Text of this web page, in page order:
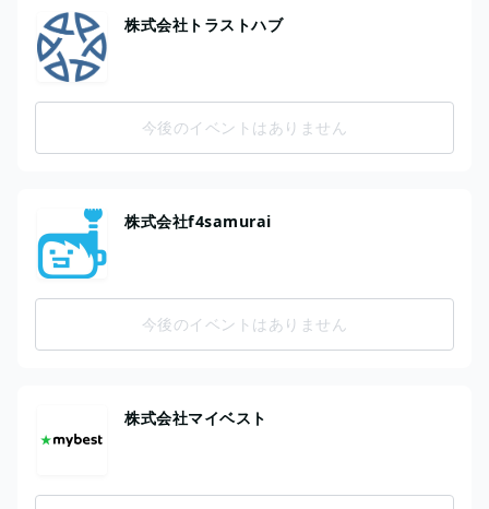
株式会社トラストハブ
今後のイベントはありません
株式会社f4samurai
今後のイベントはありません
株式会社マイベスト